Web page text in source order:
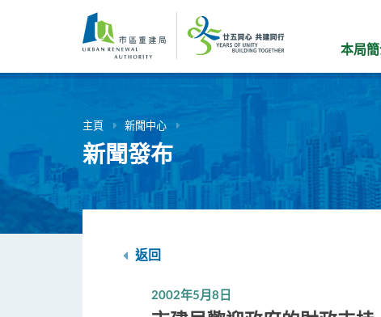
內
本局
主頁 新聞中心
新聞發布
返回
2002年5月8日